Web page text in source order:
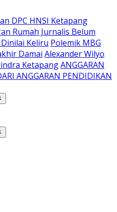
DPC HNSI Ketapang
Rumah Jurnalis Belum
Keliru Polemik MBG
Damai Alexander Wilyo
KetapangANGGARAN
ANGGARAN PENDIDIKAN